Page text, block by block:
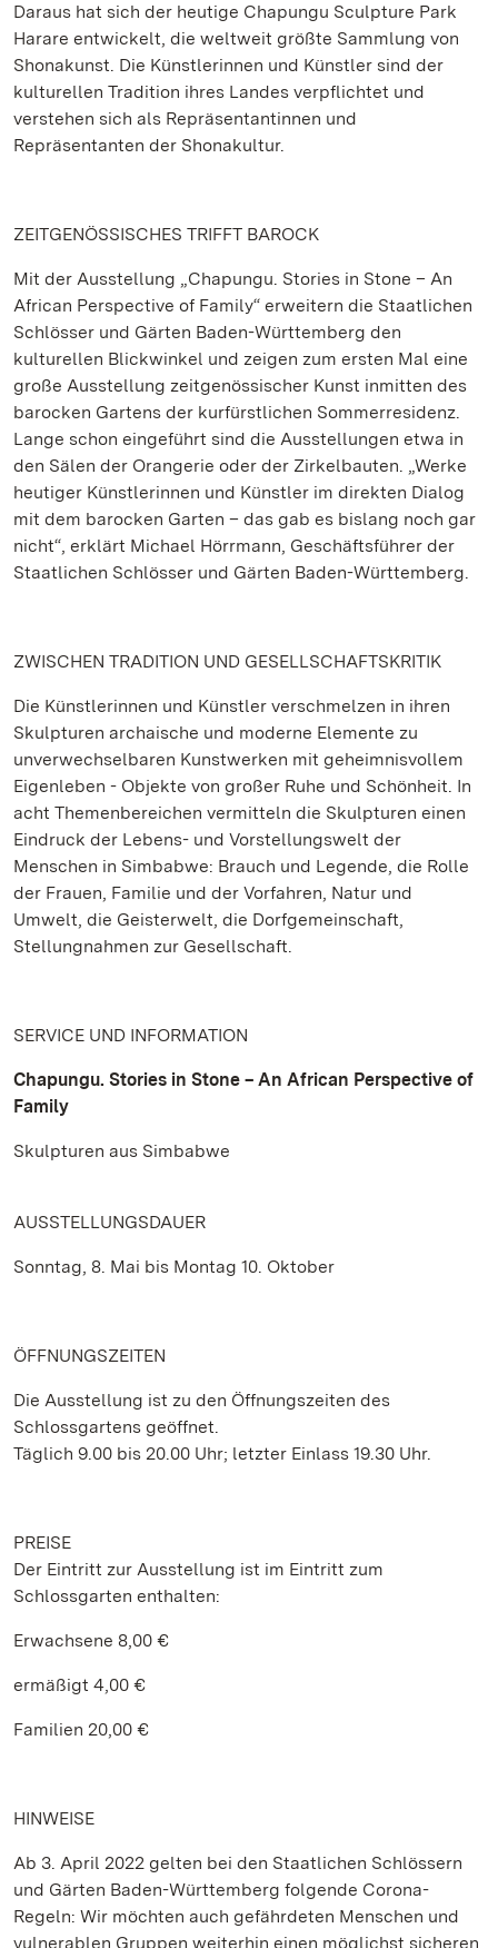
Daraus hat sich der heutige Chapungu Sculpture Park
Harare entwickelt, die weltweit größte Sammlung von
Shonakunst. Die Künstlerinnen und Künstler sind der
kulturellen Tradition ihres Landes verpflichtet und
verstehen sich als Repräsentantinnen und
Repräsentanten der Shonakultur.
ZEITGENÖSSISCHES TRIFFT BAROCK
Mit der Ausstellung „Chapungu. Stories in Stone – An
African Perspective of Family“ erweitern die Staatlichen
Schlösser und Gärten Baden-Württemberg den
kulturellen Blickwinkel und zeigen zum ersten Mal eine
große Ausstellung zeitgenössischer Kunst inmitten des
barocken Gartens der kurfürstlichen Sommerresidenz.
Lange schon eingeführt sind die Ausstellungen etwa in
den Sälen der Orangerie oder der Zirkelbauten. „Werke
heutiger Künstlerinnen und Künstler im direkten Dialog
mit dem barocken Garten – das gab es bislang noch gar
nicht“, erklärt Michael Hörrmann, Geschäftsführer der
Staatlichen Schlösser und Gärten Baden-Württemberg.
ZWISCHEN TRADITION UND GESELLSCHAFTSKRITIK
Die Künstlerinnen und Künstler verschmelzen in ihren
Skulpturen archaische und moderne Elemente zu
unverwechselbaren Kunstwerken mit geheimnisvollem
Eigenleben - Objekte von großer Ruhe und Schönheit. In
acht Themenbereichen vermitteln die Skulpturen einen
Eindruck der Lebens- und Vorstellungswelt der
Menschen in Simbabwe: Brauch und Legende, die Rolle
der Frauen, Familie und der Vorfahren, Natur und
Umwelt, die Geisterwelt, die Dorfgemeinschaft,
Stellungnahmen zur Gesellschaft.
SERVICE UND INFORMATION
Chapungu. Stories in Stone – An African Perspective of
Family
Skulpturen aus Simbabwe
AUSSTELLUNGSDAUER
Sonntag, 8. Mai bis Montag 10. Oktober
ÖFFNUNGSZEITEN
Die Ausstellung ist zu den Öffnungszeiten des
Schlossgartens geöffnet.
Täglich 9.00 bis 20.00 Uhr; letzter Einlass 19.30 Uhr.
PREISE
Der Eintritt zur Ausstellung ist im Eintritt zum
Schlossgarten enthalten:
Erwachsene 8,00 €
ermäßigt 4,00 €
Familien 20,00 €
HINWEISE
Ab 3. April 2022 gelten bei den Staatlichen Schlössern
und Gärten Baden-Württemberg folgende Corona-
Regeln: Wir möchten auch gefährdeten Menschen und
vulnerablen Gruppen weiterhin einen möglichst sicheren